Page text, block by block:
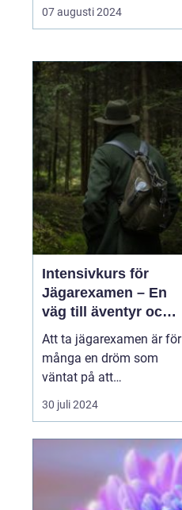
respekt och beundran
bland musiker och
världen: Steinway &
Sons. Steinway pianon
anses av många vara
den ultimata symbolen
f...
07 augusti 2024
Intensivkurs för
Jägarexamen – En
väg till äventyr och
naturupplevelser
Att ta jägarexamen är för
många en dröm som
väntat på att
förverkligas. En weekend
på Knistad Herrgård kan
fantastisk upplevelse
full av nya insikter och
kunskaper. P&...
30 juli 2024